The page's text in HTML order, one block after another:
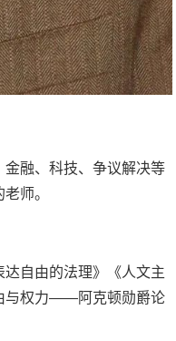
融、科技、争议解决等
师。
自由的法理》《人文主
与权力——阿克顿勋爵论